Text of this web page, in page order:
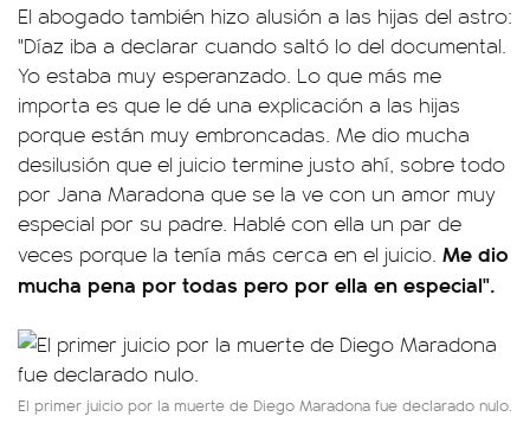
El abogado también hizo alusión a las hijas del astro:
"Díaz iba a declarar cuando saltó lo del documental.
Yo estaba muy esperanzado. Lo que más me
importa es que le dé una explicación a las hijas
porque están muy embroncadas. Me dio mucha
desilusión que el juicio termine justo ahí, sobre todo
por Jana Maradona que se la ve con un amor muy
especial por su padre. Hablé con ella un par de
veces porque la tenía más cerca en el juicio. Me dio
mucha pena por todas pero por ella en especial".
El primer juicio por la muerte de Diego Maradona fue declarado nulo.